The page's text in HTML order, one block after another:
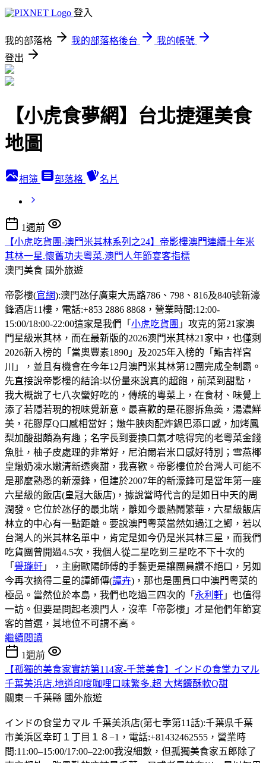
登入
我的部落格 我的部落格後台
我的帳號
登出
【小虎食夢網】台北捷運美食
地圖
相簿 部落格 名片
1週前
【小虎吃貨團-澳門米其林系列之24】帝影樓澳門連續十年米
其林一星.懷舊功夫粵菜.澳門人年節宴客指標
澳門美食 國外旅遊
帝影樓(官網):澳門氹仔廣東大馬路786、798、816及840號新濠
鋒酒店11樓，電話:+853 2886 8868，營業時間:12:00-
15:00/18:00-22:00這家是我們「 小虎吃貨團 」攻克的第21家澳
門星級米其林，而在最新版的2026澳門米其林21家中，也僅剩
2026新入榜的「當奧豐素1890」及2025年入榜的「鮨吉祥宮
川」，並且有機會在今年12月澳門米其林第12團完成全制霸。
先直接說帝影樓的結論:以份量來說真的超飽，前菜到甜點，
我大概說了七八次蠻好吃的，傳統的粵菜上，在食材、味覺上
添了若隱若現的視味覺新意。最喜歡的是花膠拆魚𡙡，湯濃鮮
美，花膠厚Q口感相當好；燉牛脥肉配炸鍋巴添口感，加烤鳳
梨加酸甜頗為有趣；名字長到要換口氣才唸得完的老粵菜金錢
魚肚，柚子皮處理的非常好，尼泊爾岩米口感好特別；雪燕椰
皇燉奶凍水嫩清新透爽甜，我喜歡。帝影樓位於台灣人可能不
是那麼熟悉的新濠鋒，但建於2007年的新濠鋒可是當年第一座
六星級的飯店(皇冠大飯店)，據說當時代言的是如日中天的周
潤發。它位於氹仔的最北端，離如今最熱鬧繁華，六星級飯店
林立的中心有一點距離。要說澳門粵菜當然如過江之鯽，若以
台灣人的米其林名單中，肯定是如今仍是米其林三星，而我們
吃貨團曾開過4.5次，我個人從二星吃到三星吃不下十次的
「 譽瓏軒 」，主廚歐陽師傅的手藝更是讓團員讚不絕口，另如
今再次摘得二星的譚師傳(譚卉)，那也是團員口中澳門粵菜的
極品。當然位於本島，我們也吃過三四次的「 永利軒 」也值得
一訪。但要是問起老澳門人，沒準「帝影樓」才是他們年節宴
客的首選，其地位不可謂不高。
繼續閱讀
1週前
【孤獨的美食家實訪第114家-千葉美食】インドの食堂カマル
千葉美浜店.地道印度咖哩口味繁多.超 大烤饢酥軟Q甜
關東－千葉縣 國外旅遊
インドの食堂カマル 千葉美浜店(第七季第11話):千葉県千葉
市美浜区幸町１丁目１８−1，電話:+81432462555，營業時
間:11:00–15:00/17:00–22:00我沒細數，但孤獨美食家五郎除了